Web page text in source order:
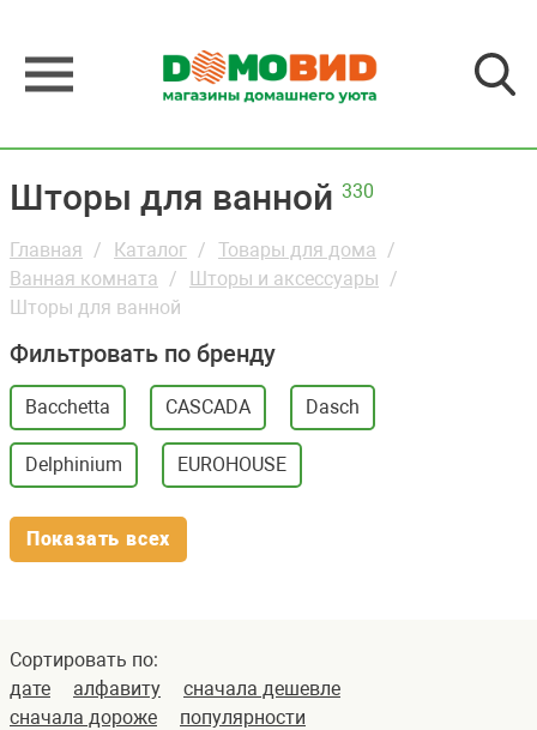
Шторы для ванной 330
Главная Каталог
Товары для дома
Ванная комната
Шторы и аксессуары
Шторы для ванной
Фильтровать по бренду
Bacchetta CASCADA Dasch
Delphinium EUROHOUSE
Показать всех
Сортировать по:
дате
алфавиту
сначала дешевле
сначала дороже
популярности